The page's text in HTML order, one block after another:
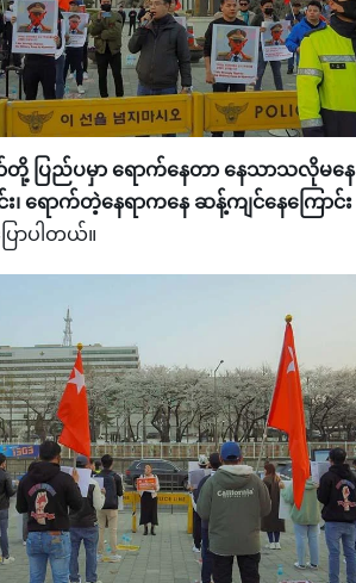
ပြည်ပမှာ ရောက်နေတာ နေသာသလိုမနေ
ရောက်တဲ့နေရာကနေ ဆန့်ကျင်နေကြောင်း
ာပါတယ်။